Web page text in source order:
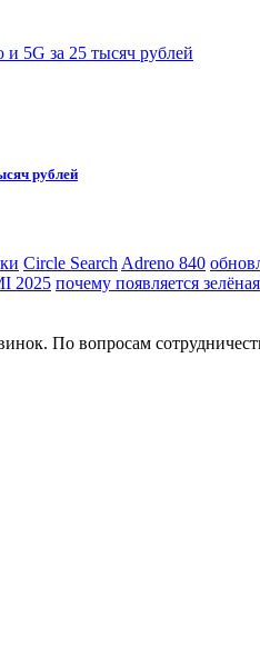
рублей
Circle Search Adreno 840
2025 почему появляется
По вопросам